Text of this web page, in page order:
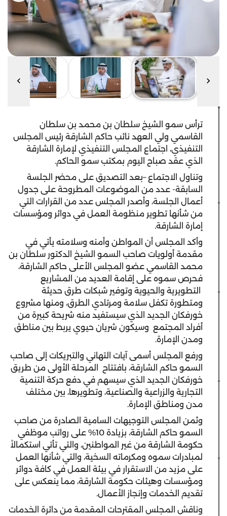
ترأس سمو الشيخ سلطان بن محمد بن سلطان
القاسمي ولي العهد نائب حاكم الشارقة رئيس المجلس
التنفيذي، اجتماع المجلس التنفيذي لإمارة الشارقة
الذي عقد صباح اليوم بمكتب سمو الحاكم.
وتناول الاجتماع –بعد التصديق على محضر الجلسة
السابقة- عدد من الموضوعات المطروحة على جدول
أعمال الجلسة، وأصدر المجلس عدد من القرارات التي
من شأنها تطوير منظومة العمل في دوائر ومؤسسات
إمارة الشارقة.
وأكد المجلس أن المواطن وأمنه وسلامته يأتي في
مقدمة أولويات صاحب السمو الشيخ الدكتور سلطان بن
محمد القاسمي عضو المجلس الأعلى حاكم الشارقة،
فحرص سموه على إقامة العديد من المشاريع
التطويرية والحيوية وتوفير شبكات طرق حديثة
ومتطورة تكفل سلامة ومرتادي الطرق، ومنها مشروع
خورفكان الجديد الذي سيستفيد منه شريحة كبيرة من
أفراد المجتمع وسيكون شريان حيوي يربط بين مناطق
ومدن الإمارة.
ورفع المجلس أسمى آيات التهاني والتبريكات إلى صاحب
السمو حاكم الشارقة، بافتتاح المرحلة الأولى من طريق
خورفكان الجديد الذي سيسهم في دفع حركة التنمية
التجارية والزراعية والصناعية، وتطويرها، بين مختلف
مدن ومناطق الإمارة.
وثمن المجلس التوجيهات السامية الصادرة من صاحب
السمو حاكم الشارقة، بزيادة 10% على رواتب موظفي
حكومة الشارقة من غير المواطنين، والتي تأتي استكمالاً
لمبادرات سموه ومكرماته السخية، والتي شأنها العمل
على مزيد من الاستقرار في بيئة العمل في كافة دوائر
ومؤسسات وهيئات حكومة الشارقة، مما ينعكس على
تقديم الخدمات وإنجاز الأعمال.
وناقش المجلس المقترحات المقدمة من دائرة الخدمات